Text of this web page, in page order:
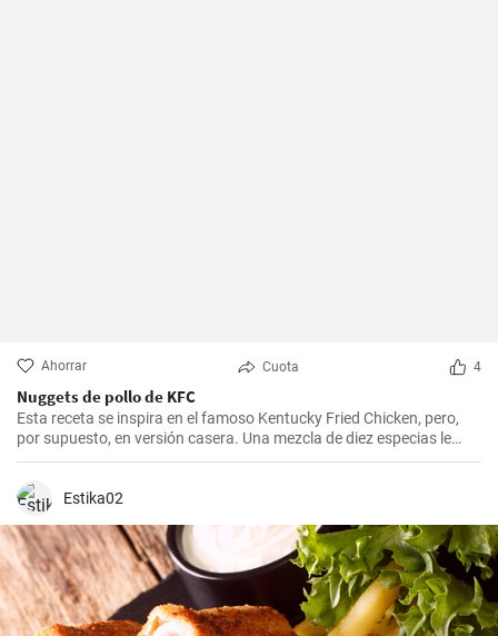
Ahorrar Cuota 4
Nuggets de pollo de KFC
Esta receta se inspira en el famoso Kentucky Fried Chicken, pero,
por supuesto, en versión casera. Una mezcla de diez especias le
añade el sabor original.
Estika02